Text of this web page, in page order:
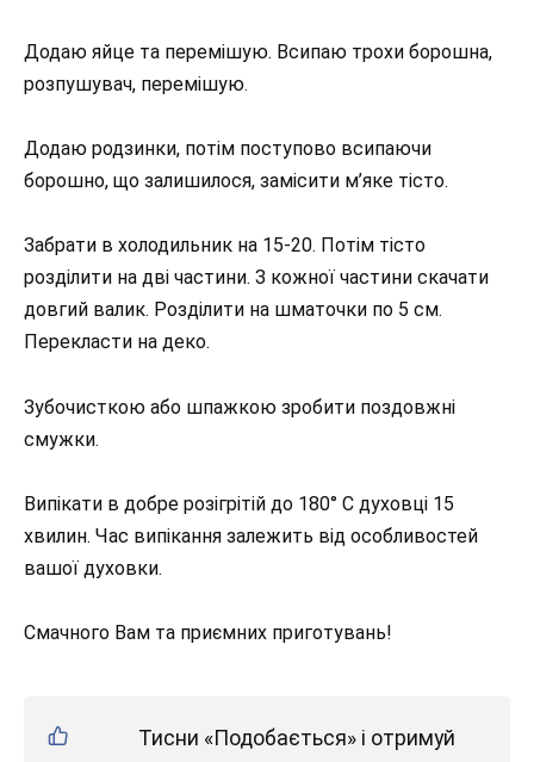
Додаю яйце та перемішую. Всипаю трохи борошна,
розпушувач, перемішую.
Додаю родзинки, потім поступово всипаючи
борошно, що залишилося, замісити м’яке тісто.
Забрати в холодильник на 15-20. Потім тісто
розділити на дві частини. З кожної частини скачати
довгий валик. Розділити на шматочки по 5 см.
Перекласти на деко.
Зубочисткою або шпажкою зробити поздовжні
смужки.
Випікати в добре розігрітій до 180° С духовці 15
хвилин. Час випікання залежить від особливостей
вашої духовки.
Смачного Вам та приємних приготувань!
Тисни «Подобається» і отримуй